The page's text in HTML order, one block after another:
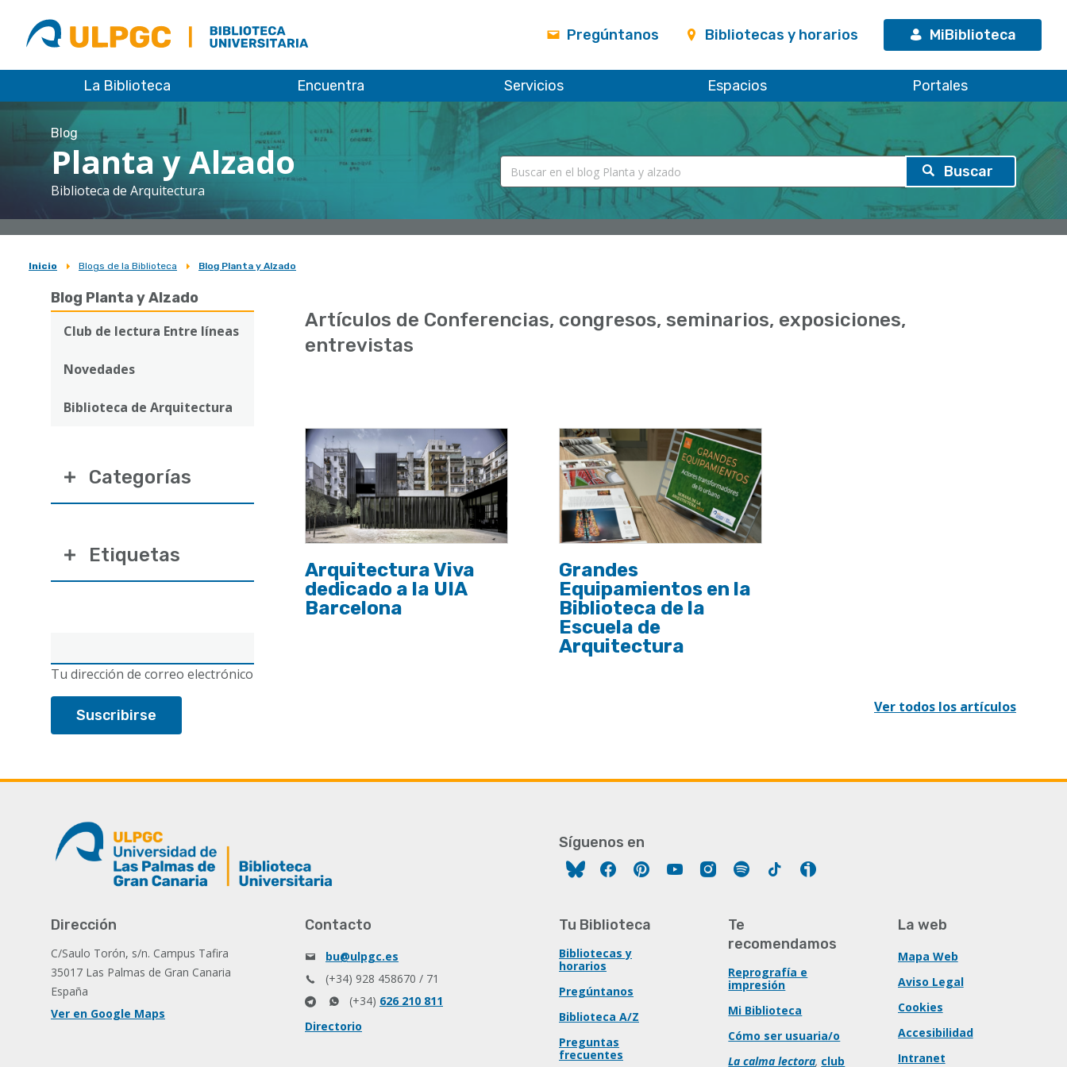
ULPGC
Biblioteca
ULPGC
Pregúntanos Bibliotecas y horarios MiBiblioteca
La Biblioteca Encuentra Servicios Espacios Portales
Blog
Planta y Alzado
Biblioteca de Arquitectura
Sobrescribir
enlaces
ayuda
Inicio Blogs de la Biblioteca Blog Planta y Alzado
Blog Planta y Alzado
Club de lectura Entre líneas
Novedades
Biblioteca de Arquitectura
electrónico
Tu dirección de correo electrónico
Categorías
Etiquetas
Artículos de Conferencias, congresos, seminarios, exposiciones,
entrevistas
Arquitectura Viva
dedicado a la UIA
Barcelona
Grandes
Equipamientos en la
Biblioteca de la
Escuela de
Arquitectura
Ver todos los artículos
Síguenos en
FacebookPinterestYouTubeInstagram
Spotify Tiktok
Dirección
C/Saulo Torón, s/n. Campus Tafira
35017 Las Palmas de Gran Canaria
España
Ver en Google Maps
Contacto
bu@ulpgc.es
(+34) 928 458670 / 71
(+34) 626 210 811
Directorio
Tu Biblioteca
Bibliotecas y
horarios
Pregúntanos
Biblioteca A/Z
Preguntas
frecuentes
Te
recomendamos
Reprografía e
impresión
Mi Biblioteca
Cómo ser usuaria/o
La calma lectora, club
La web
Mapa Web
Aviso Legal
Cookies
Accesibilidad
Intranet